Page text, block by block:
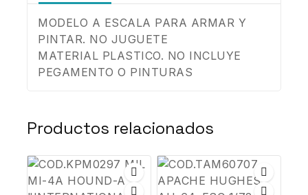
MODELO A ESCALA PARA ARMAR Y
PINTAR. NO JUGUETE
MATERIAL PLASTICO. NO INCLUYE
PEGAMENTO O PINTURAS
Productos relacionados